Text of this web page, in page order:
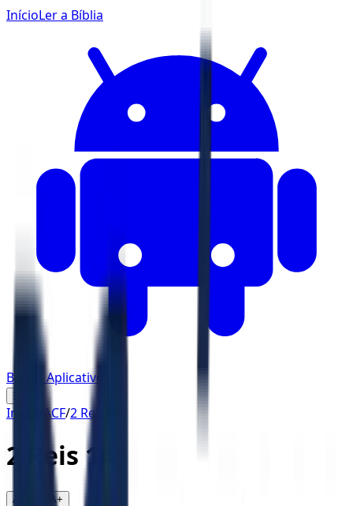
InícioLer a Bíblia
Baixar Aplicativo
☰
Início ACF/2 Reis
2 Reis 14
A- A+